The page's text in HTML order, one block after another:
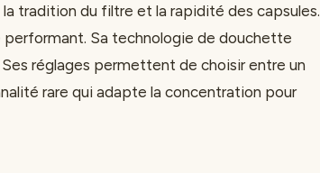
tradition du filtre et la rapidité des capsules.
Sa technologie de douchette
réglages permettent de choisir entre un
rare qui adapte la concentration pour